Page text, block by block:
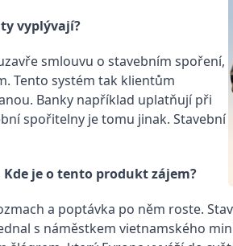
vyplývají?
smlouvu o stavebním spoření,
Tento systém tak klientům
Banky například uplatňují při
spořitelny je tomu jinak. Stavební
je o tento produkt zájem?
a poptávka po něm roste.
s náměstkem vietnamského